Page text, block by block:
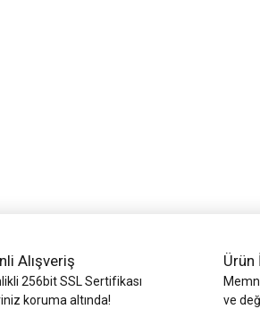
Alışveriş
256bit SSL Sertifikası
koruma altında!
Ürün
ve